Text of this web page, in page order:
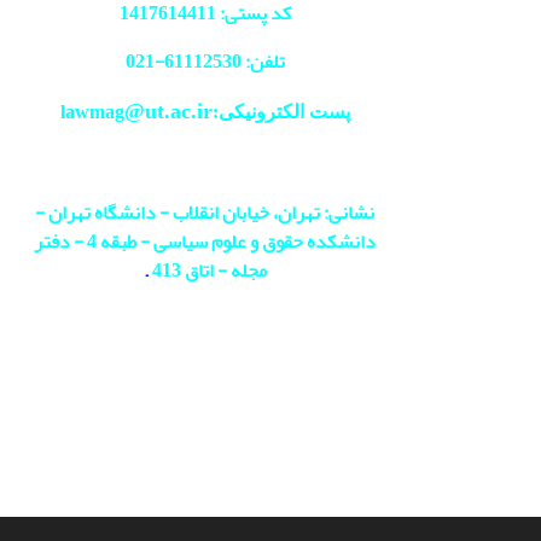
کد پستی: 1417614411
تلفن: 61112530-
021
پست الکترونیکی:lawmag@ut.ac.ir
نشانی: تهران، خیابان انقلاب - دانشگاه تهران -
دانشکده حقوق و علوم سیاسی - طبقه 4 - دفتر
مجله - اتاق 413
.